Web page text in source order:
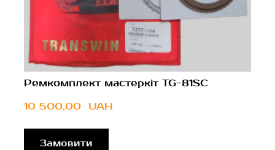
Ремкомплект мастеркіт TG-81SC
10 500,00  UAH
Замовити